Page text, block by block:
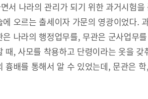
서 나라의 관리가 되기 위한 과거시험을
오르는 출세이자 가문의 영광이었다.
나라의 행정업무를, 무관은 군사업무
때, 사모를 착용하고 단령이라는 옷을 갖
흉배를 통해서 알 수 있었는데, 문관은